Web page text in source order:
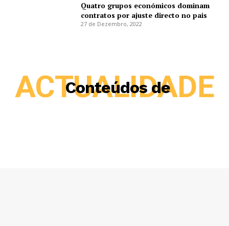
Quatro grupos económicos dominam
contratos por ajuste directo no pais
27 de Dezembro, 2022
Conteúdos de
ACTUALIDADE